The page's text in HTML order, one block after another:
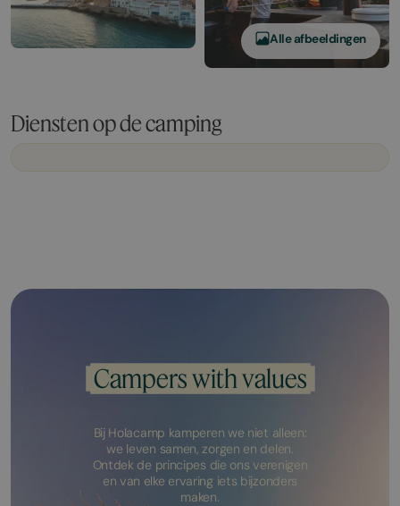
Alle afbeeldingen
Diensten op de camping
Campers with values
Bij Holacamp kamperen we niet alleen:
we leven samen, zorgen en delen.
Ontdek de principes die ons verenigen
en van elke ervaring iets bijzonders
maken.